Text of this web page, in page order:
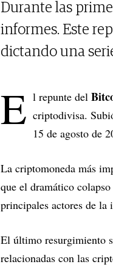
Durante las
informes. Este
dictando una
E l repunte del
criptodivisa.
15 de agosto de
La criptomoneda más
que el dramático
principales actores de la
El último resurgimiento
relacionadas con las